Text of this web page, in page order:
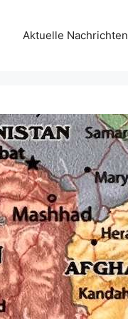
Aktuelle Nachrichten